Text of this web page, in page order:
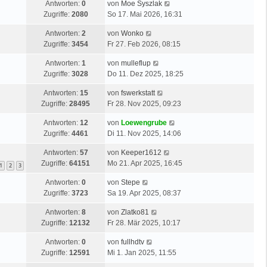
Antworten: 0
Zugriffe: 2080
von Moe Syszlak
So 17. Mai 2026, 16:31
Antworten: 2
Zugriffe: 3454
von Wonko
Fr 27. Feb 2026, 08:15
Antworten: 1
Zugriffe: 3028
von mulleflup
Do 11. Dez 2025, 18:25
Antworten: 15
Zugriffe: 28495
von fswerkstatt
Fr 28. Nov 2025, 09:23
Antworten: 12
Zugriffe: 4461
von Loewengrube
Di 11. Nov 2025, 14:06
1 2 3
Antworten: 57
Zugriffe: 64151
von Keeper1612
Mo 21. Apr 2025, 16:45
Antworten: 0
Zugriffe: 3723
von Stepe
Sa 19. Apr 2025, 08:37
Antworten: 8
Zugriffe: 12132
von Zlatko81
Fr 28. Mär 2025, 10:17
Antworten: 0
Zugriffe: 12591
von fullhdtv
Mi 1. Jan 2025, 11:55